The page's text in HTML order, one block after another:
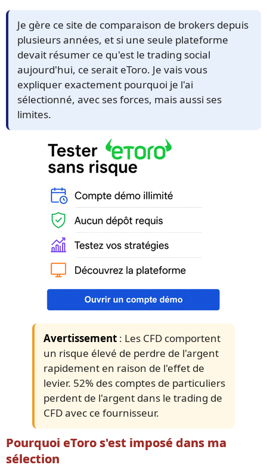
Je gère ce site de comparaison de brokers depuis
plusieurs années, et si une seule plateforme
devait résumer ce qu'est le trading social
aujourd'hui, ce serait eToro. Je vais vous
expliquer exactement pourquoi je l'ai
sélectionné, avec ses forces, mais aussi ses
limites.
Avertissement : Les CFD comportent
un risque élevé de perdre de l'argent
rapidement en raison de l'effet de
levier. 52% des comptes de particuliers
perdent de l'argent dans le trading de
CFD avec ce fournisseur.
Pourquoi eToro s'est imposé dans ma
sélection